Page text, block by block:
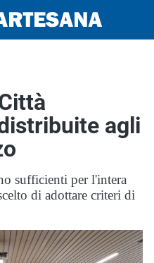
agli
sufficienti per l'intera
di adottare criteri di